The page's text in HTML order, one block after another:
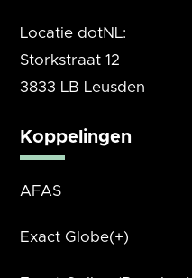
Locatie dotNL:
Storkstraat 12
3833 LB Leusden
Koppelingen
AFAS
Exact Globe(+)